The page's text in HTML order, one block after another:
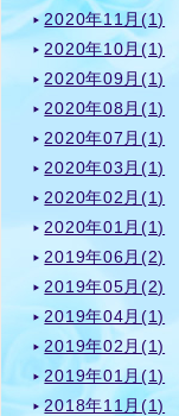
2020年11月(1)
2020年10月(1)
2020年09月(1)
2020年08月(1)
2020年07月(1)
2020年03月(1)
2020年02月(1)
2020年01月(1)
2019年06月(2)
2019年05月(2)
2019年04月(1)
2019年02月(1)
2019年01月(1)
2018年11月(1)